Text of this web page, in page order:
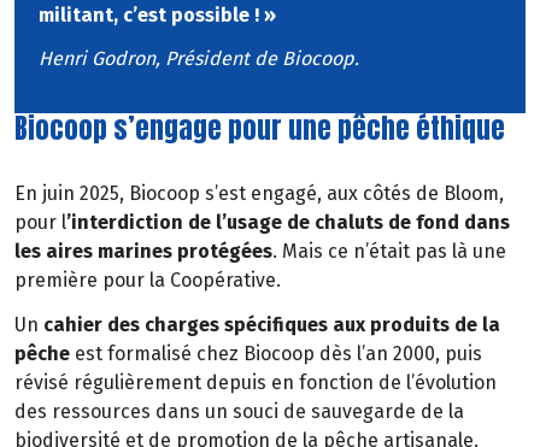
militant, c’est possible ! »
Henri Godron, Président de Biocoop.
Biocoop s’engage pour une pêche éthique
En juin 2025, Biocoop s’est engagé, aux côtés de Bloom,
pour l’interdiction de l’usage de chaluts de fond dans
les aires marines protégées. Mais ce n’était pas là une
première pour la Coopérative.
Un cahier des charges spécifiques aux produits de la
pêche est formalisé chez Biocoop dès l’an 2000, puis
révisé régulièrement depuis en fonction de l’évolution
des ressources dans un souci de sauvegarde de la
biodiversité et de promotion de la pêche artisanale.